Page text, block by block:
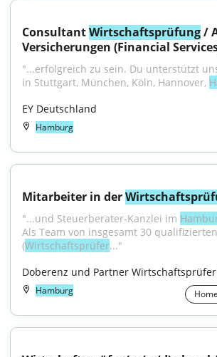
Consultant Wirtschaftsprüfung /
Versicherungen (Financial
"...erfolgreich zu sein. Du unterstützt
in Stuttgart, München, Köln, Hannover,
EY Deutschland
Hamburg
Mitarbeiter in der
"...und Steuerberater-Kanzlei im
Als Team von insgesamt 30
(Wirtschaftsprüfer..."
Doberenz und Partner
Hamburg